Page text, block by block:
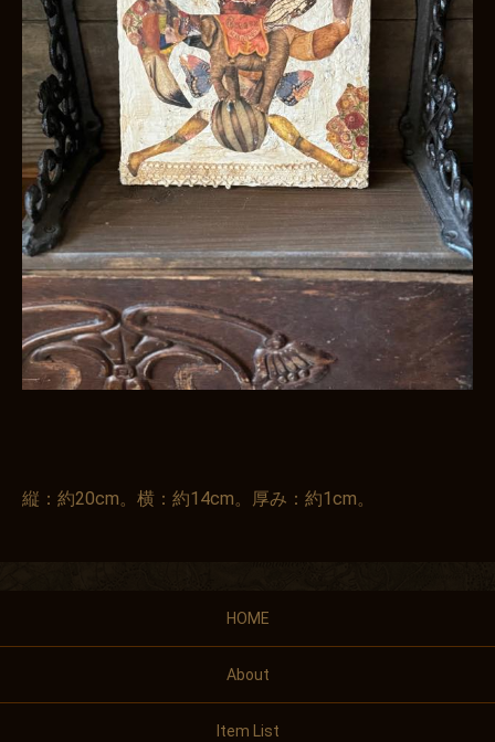
縦：約20cm。横：約14cm。厚み：約1cm。
HOME
About
Item List